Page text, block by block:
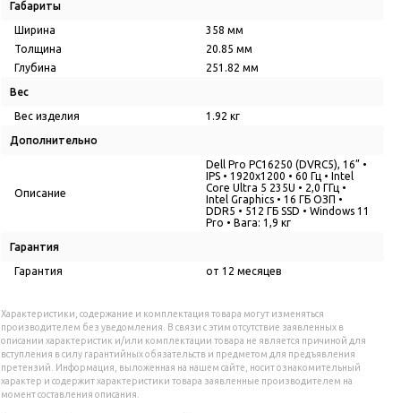
Габариты
Ширина
358 мм
Толщина
20.85 мм
Глубина
251.82 мм
Вес
Вес изделия 1.92 кг
Дополнительно
Описание
Dell Pro PC16250 (DVRC5), 16” •
IPS • 1920x1200 • 60 Гц • Intel
Core Ultra 5 235U • 2,0 ГГц •
Intel Graphics • 16 ГБ ОЗП •
DDR5 • 512 ГБ SSD • Windows 11
Pro • Вага: 1,9 кг
Гарантия
Гарантия от 12 месяцев
Характеристики, содержание и комплектация товара могут изменяться
производителем без уведомления. В связи с этим отсутствие заявленных в
описании характеристик и/или комплектации товара не является причиной для
вступления в силу гарантийных обязательств и предметом для предъявления
претензий. Информация, выложенная на нашем сайте, носит ознакомительный
характер и содержит характеристики товара заявленные производителем на
момент составления описания.